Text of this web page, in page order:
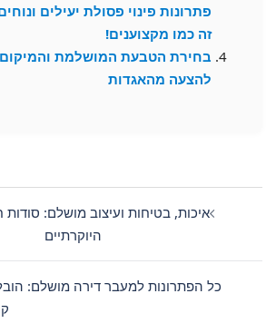
פתרונות פינוי פסולת יעילים
זה כמו מקצוענים!
בחירת הטבעת המושלמת והמיקום
להצעה מהאגדות
Post
navigationאיכות, בטיחות ועיצוב מושלם: סודות
היוקרתיים
כל הפתרונות למעבר דירה מושלם: